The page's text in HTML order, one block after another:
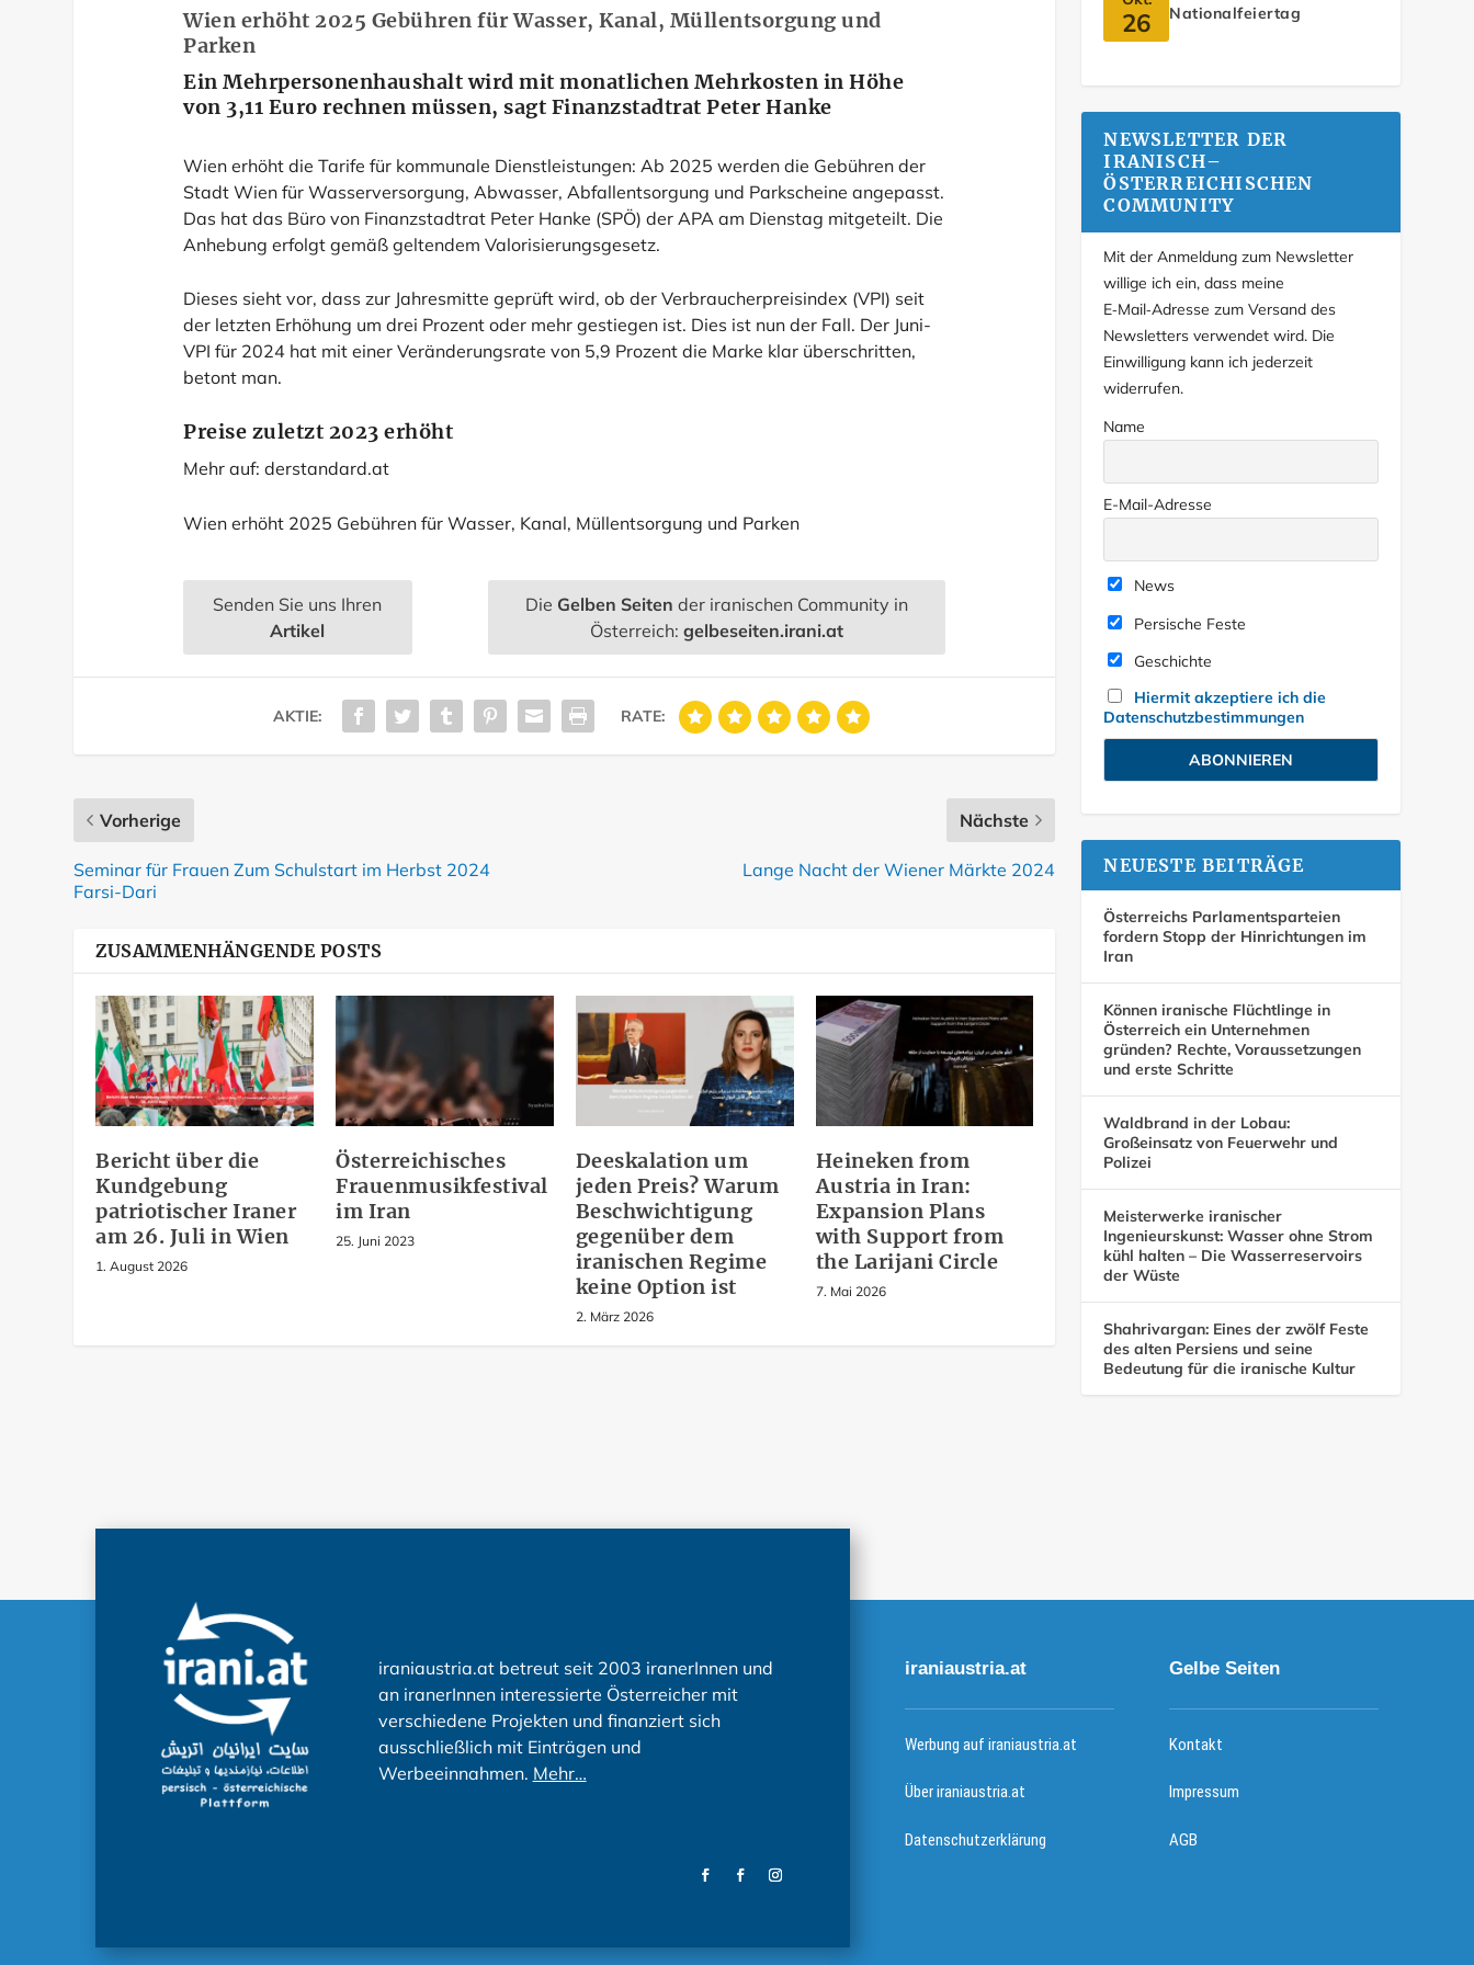
Wien erhöht 2025 Gebühren für Wasser, Kanal, Müllentsorgung und
Parken
Ein Mehrpersonenhaushalt wird mit monatlichen Mehrkosten in Höhe
von 3,11 Euro rechnen müssen, sagt Finanzstadtrat Peter Hanke
Wien erhöht die Tarife für kommunale Dienstleistungen: Ab 2025 werden die Gebühren der
Stadt Wien für Wasserversorgung, Abwasser, Abfallentsorgung und Parkscheine angepasst.
Das hat das Büro von Finanzstadtrat Peter Hanke (SPÖ) der APA am Dienstag mitgeteilt. Die
Anhebung erfolgt gemäß geltendem Valorisierungsgesetz.
Dieses sieht vor, dass zur Jahresmitte geprüft wird, ob der Verbraucherpreisindex (VPI) seit
der letzten Erhöhung um drei Prozent oder mehr gestiegen ist. Dies ist nun der Fall. Der Juni-
VPI für 2024 hat mit einer Veränderungsrate von 5,9 Prozent die Marke klar überschritten,
betont man.
Preise zuletzt 2023 erhöht
Mehr auf:derstandard.at
Wien erhöht 2025 Gebühren für Wasser, Kanal, Müllentsorgung und Parken
Senden Sie uns Ihren
Artikel
Die Gelben Seiten der iranischen Community in
Österreich:gelbeseiten.irani.at
AKTIE: RATE:
Vorherige
Seminar für Frauen Zum Schulstart im Herbst 2024
Farsi-Dari
Nächste
Lange Nacht der Wiener Märkte 2024
ZUSAMMENHÄNGENDE POSTS
Bericht über die
Kundgebung
patriotischer Iraner
am 26. Juli in Wien
1. August 2026
Österreichisches
Frauenmusikfestival
im Iran
25. Juni 2023
Deeskalation um
jeden Preis? Warum
Beschwichtigung
gegenüber dem
iranischen Regime
keine Option ist
2. März 2026
Heineken from
Austria in Iran:
Expansion Plans
with Support from
the Larijani Circle
7. Mai 2026
26 Nationalfeiertag
NEWSLETTER DER
IRANISCH–
ÖSTERREICHISCHEN
COMMUNITY
Mit der Anmeldung zum Newsletter
willige ich ein, dass meine
E‑Mail‑Adresse zum Versand des
Newsletters verwendet wird. Die
Einwilligung kann ich jederzeit
widerrufen.
Name
E-Mail-Adresse
News
Persische Feste
Geschichte
Hiermit akzeptiere ich die
Datenschutzbestimmungen
NEUESTE BEITRÄGE
Österreichs Parlamentsparteien
fordern Stopp der Hinrichtungen im
Iran
Können iranische Flüchtlinge in
Österreich ein Unternehmen
gründen? Rechte, Voraussetzungen
und erste Schritte
Waldbrand in der Lobau:
Großeinsatz von Feuerwehr und
Polizei
Meisterwerke iranischer
Ingenieurskunst: Wasser ohne Strom
kühl halten – Die Wasserreservoirs
der Wüste
Shahrivargan: Eines der zwölf Feste
des alten Persiens und seine
Bedeutung für die iranische Kultur
iraniaustria.at betreut seit 2003 iranerInnen und
an iranerInnen interessierte Österreicher mit
verschiedene Projekten und finanziert sich
ausschließlich mit Einträgen und
Werbeeinnahmen. Mehr…
iraniaustria.at
Werbung auf iraniaustria.at
Über iraniaustria.at
Datenschutzerklärung
Gelbe Seiten
Kontakt
Impressum
AGB